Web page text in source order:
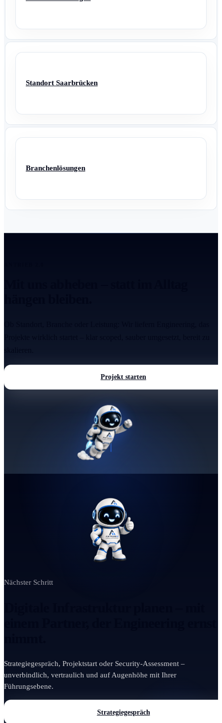
Standort Saarbrücken
Branchenlösungen
Projekt starten
Nächster Schritt
Strategiegespräch, Projektstart oder Security-Assessment –
unverbindlich, vertraulich und auf Augenhöhe mit Ihrer
Führungsebene.
Strategiegespräch